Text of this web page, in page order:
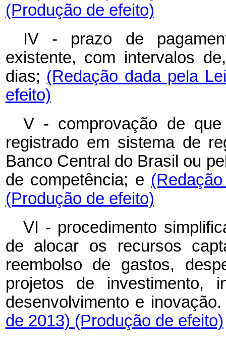
(Produção de efeito)
IV - prazo de
existente, com intervalos
dias; (Redação dada pela
efeito)
V - comprovação de
registrado em sistema de
Banco Central do Brasil ou
de competência; e
(Produção de efeito)
VI - procedimento
de alocar os recursos
reembolso de gastos,
projetos de investimento,
desenvolvimento e
de 2013) (Produção de efeito)